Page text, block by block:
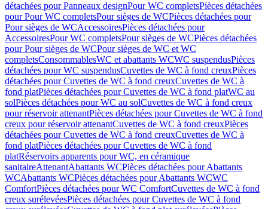
détachées pour Panneaux designPour WC completsPièces détachées
pour Pour WC completsPour sièges de WCPièces détachées pour
Pour sièges de WCAccessoiresPièces détachées pour
AccessoiresPour WC completsPour sièges de WCPièces détachées
pour Pour sièges de WCPour sièges de WC et WC
completsConsommablesWC et abattants WCWC suspendusPièces
détachées pour WC suspendusCuvettes de WC à fond creuxPièces
détachées pour Cuvettes de WC à fond creuxCuvettes de WC à
fond platPièces détachées pour Cuvettes de WC à fond platWC au
solPièces détachées pour WC au solCuvettes de WC à fond creux
pour réservoir attenantPièces détachées pour Cuvettes de WC à fond
creux pour réservoir attenantCuvettes de WC à fond creuxPièces
détachées pour Cuvettes de WC à fond creuxCuvettes de WC à
fond platPièces détachées pour Cuvettes de WC à fond
platRéservoirs apparents pour WC, en céramique
sanitaireAttenantAbattants WCPièces détachées pour Abattants
WCAbattants WCPièces détachées pour Abattants WCWC
ComfortPièces détachées pour WC ComfortCuvettes de WC à fond
creux surélevéesPièces détachées pour Cuvettes de WC à fond